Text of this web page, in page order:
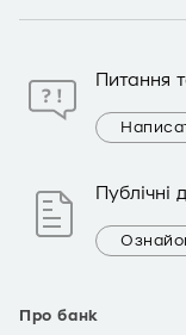
Про банк
Питання
Публічні